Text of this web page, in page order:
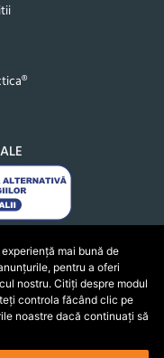
mai bună de
pentru a oferi
nostru. Citiți despre modul
controla făcând clic pe
noastre dacă continuați să